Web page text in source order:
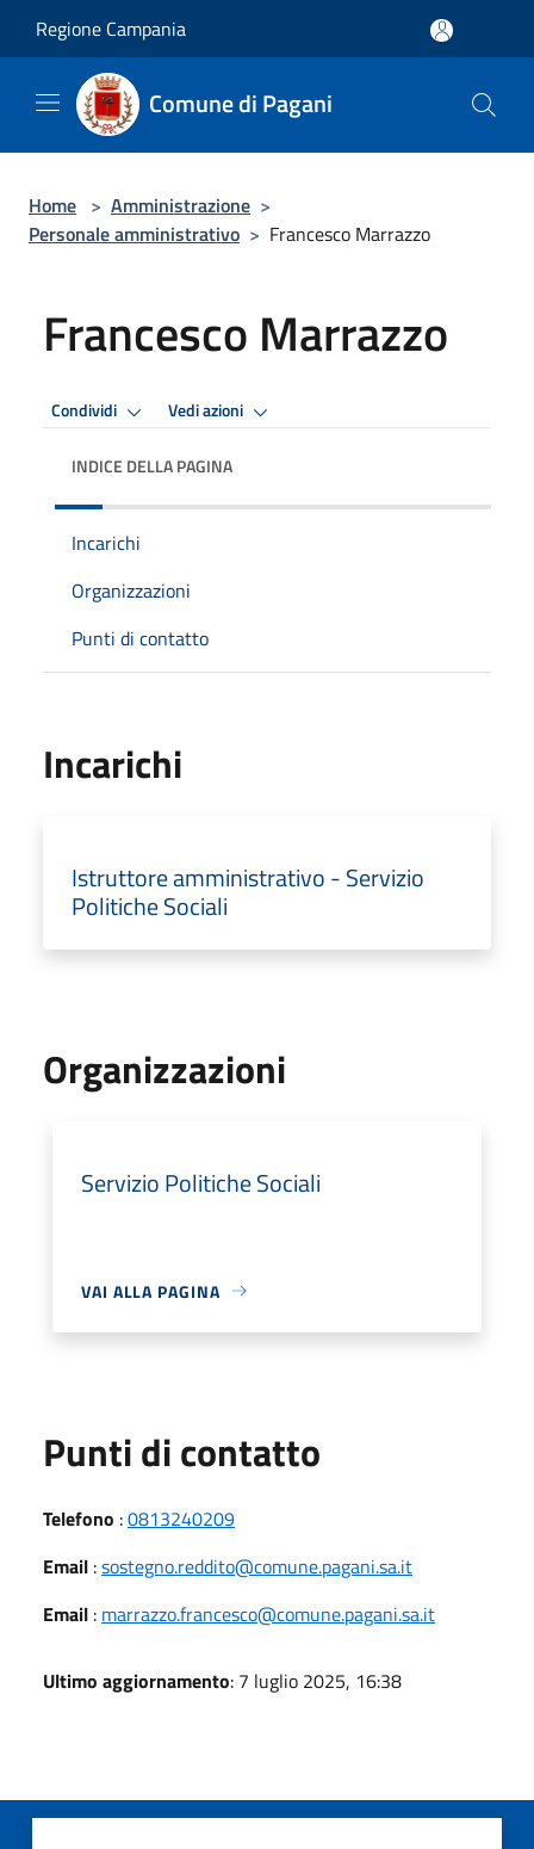
Regione Campania
Comune di Pagani
Home > Amministrazione >
Personale amministrativo > Francesco Marrazzo
Francesco Marrazzo
Condividi Vedi azioni
INDICE DELLA PAGINA
Incarichi
Organizzazioni
Punti di contatto
Incarichi
Istruttore amministrativo - Servizio
Politiche Sociali
Organizzazioni
Servizio Politiche Sociali
VAI ALLA PAGINA
Punti di contatto
Telefono :0813240209
Email :sostegno.reddito@comune.pagani.sa.it
Email : marrazzo.francesco@comune.pagani.sa.it
Ultimo aggiornamento: 7 luglio 2025, 16:38